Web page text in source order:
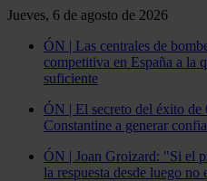
Jueves, 6 de agosto de 2026
ÓN | Las centrales de
competitiva en España a la
suficiente
ÓN | El secreto del éxito
Constantine a generar
ÓN | Joan Groizard: "Si el
la respuesta desde luego no